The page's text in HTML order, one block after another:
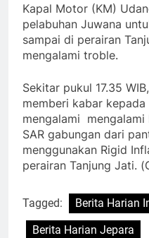
Kapal Motor (KM)
pelabuhan Juwana
sampai di perairan
mengalami troble.
Sekitar pukul 17.35
memberi kabar
mengalami mengalami
SAR gabungan dari
menggunakan Rigid
perairan Tanjung Jati.
Tagged:
Berita Harian
Berita Harian Jepara